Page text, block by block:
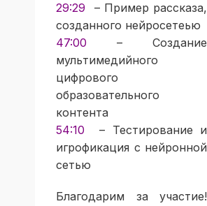
29:29 – Пример рассказа,
созданного нейросетеью
47:00 – Создание
мультимедийного
цифрового
образовательного
контента
54:10 – Тестирование и
игрофикация с нейронной
сетью
Благодарим за участие!